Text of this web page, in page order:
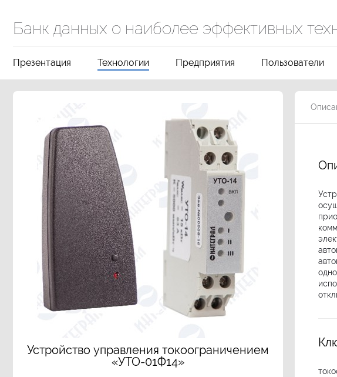
Банк данных о наиболее эффективных
Презентация Технологии Предприятия Пользователи
Устройство управления токоограничением
«УТО-01Ф14»